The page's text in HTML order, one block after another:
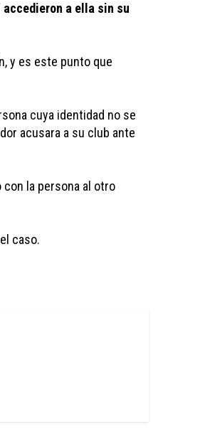
a ella sin su
y es este punto que
cuya identidad no se
acusara a su club ante
con la persona al otro
caso.